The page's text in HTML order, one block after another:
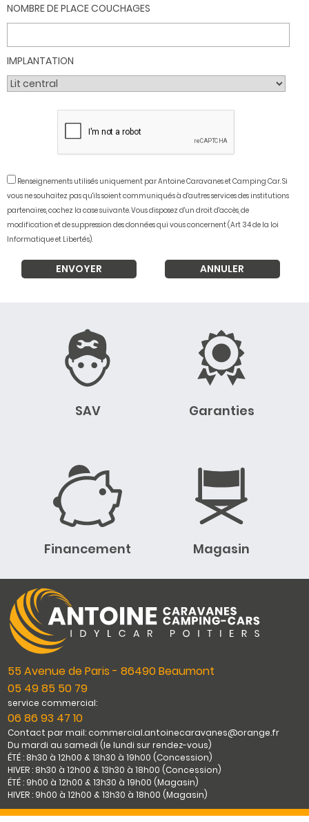
NOMBRE DE PLACE COUCHAGES
IMPLANTATION
Renseignements utilisés uniquement par Antoine Caravanes et Camping Car. Si
vous ne souhaitez pas qu'ils soient communiqués à d'autres services des institutions
partenaires, cochez la case suivante. Vous disposez d'un droit d'accès, de
modification et de suppression des données qui vous concernent (Art 34 de la loi
Informatique et Libertés).
SAV Garanties
Financement Magasin
55 Avenue de Paris - 86490 Beaumont
05 49 85 50 79
service commercial:
06 86 93 47 10
Contact par mail: commercial.antoinecaravanes@orange.fr
Du mardi au samedi (le lundi sur rendez-vous)
ÉTÉ : 8h30 à 12h00 & 13h30 à 19h00 (Concession)
HIVER : 8h30 à 12h00 & 13h30 à 18h00 (Concession)
ÉTÉ : 9h00 à 12h00 & 13h30 à 19h00 (Magasin)
HIVER : 9h00 à 12h00 & 13h30 à 18h00 (Magasin)